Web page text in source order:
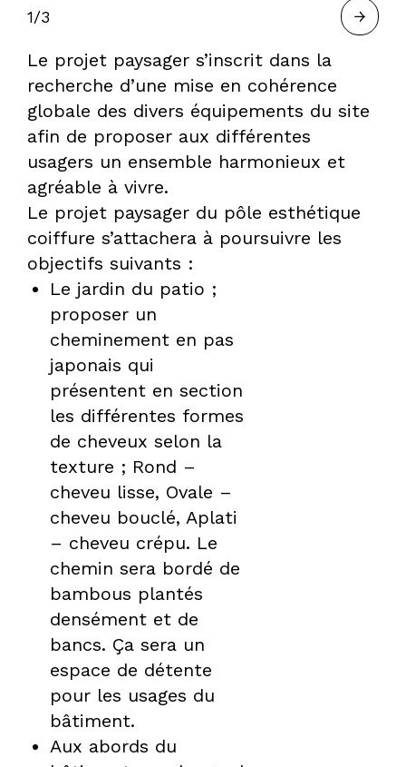
HERVÉ
GASTEL,
PAYSAGISTE
DPLG
1/3
Le projet paysager s’inscrit dans la
recherche d’une mise en cohérence
globale des divers équipements du site
afin de proposer aux différentes
usagers un ensemble harmonieux et
agréable à vivre.
Le projet paysager du pôle esthétique
coiffure s’attachera à poursuivre les
objectifs suivants :
Le jardin du patio ;
proposer un
cheminement en pas
japonais qui
présentent en section
les différentes formes
de cheveux selon la
texture ; Rond –
cheveu lisse, Ovale –
cheveu bouclé, Aplati
– cheveu crépu. Le
chemin sera bordé de
bambous plantés
densément et de
bancs. Ça sera un
espace de détente
pour les usages du
bâtiment.
Aux abords du